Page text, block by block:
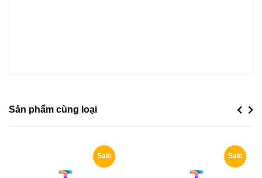
Sản phẩm cùng loại Previous
Sale Sale
Next